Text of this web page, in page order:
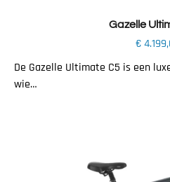
Gazelle
€
De Gazelle Ultimate C5 is een
wie…